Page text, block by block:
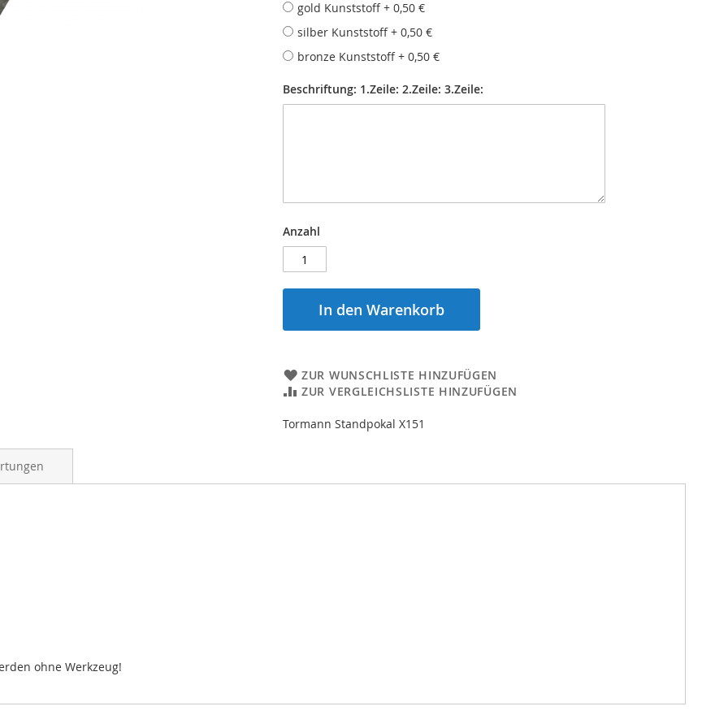
gold Kunststoff + 0,50 €
silber Kunststoff + 0,50 €
bronze Kunststoff + 0,50 €
Beschriftung: 1.Zeile: 2.Zeile: 3.Zeile:
Anzahl
In den Warenkorb
ZUR WUNSCHLISTE HINZUFÜGEN
ZUR VERGLEICHSLISTE HINZUFÜGEN
Tormann Standpokal X151
ohne Werkzeug!